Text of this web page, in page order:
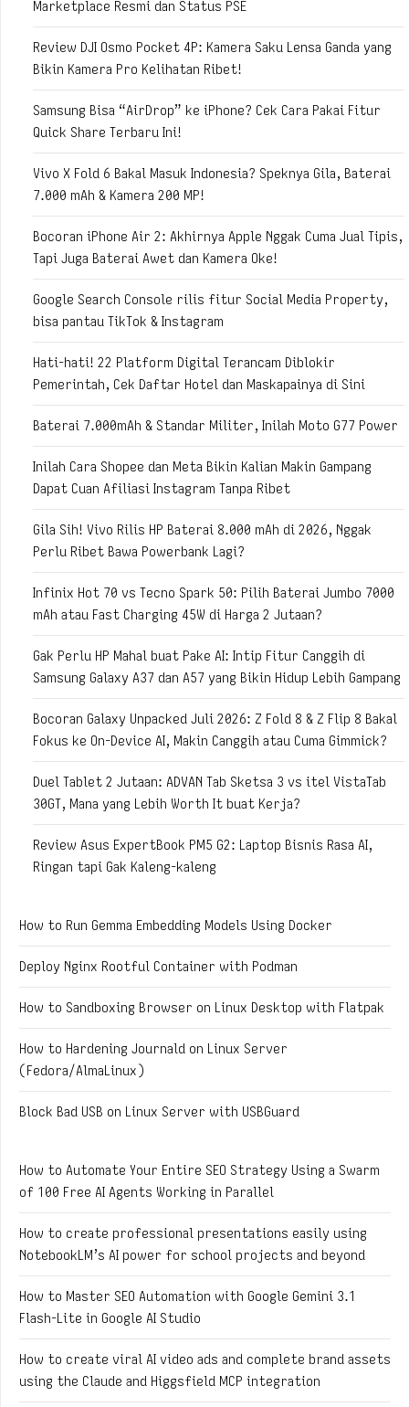
Marketplace Resmi dan Status PSE
Review DJI Osmo Pocket 4P: Kamera Saku Lensa Ganda yang
Bikin Kamera Pro Kelihatan Ribet!
Samsung Bisa “AirDrop” ke iPhone? Cek Cara Pakai Fitur
Quick Share Terbaru Ini!
Vivo X Fold 6 Bakal Masuk Indonesia? Speknya Gila, Baterai
7.000 mAh & Kamera 200 MP!
Bocoran iPhone Air 2: Akhirnya Apple Nggak Cuma Jual Tipis,
Tapi Juga Baterai Awet dan Kamera Oke!
Google Search Console rilis fitur Social Media Property,
bisa pantau TikTok & Instagram
Hati-hati! 22 Platform Digital Terancam Diblokir
Pemerintah, Cek Daftar Hotel dan Maskapainya di Sini
Baterai 7.000mAh & Standar Militer, Inilah Moto G77 Power
Inilah Cara Shopee dan Meta Bikin Kalian Makin Gampang
Dapat Cuan Afiliasi Instagram Tanpa Ribet
Gila Sih! Vivo Rilis HP Baterai 8.000 mAh di 2026, Nggak
Perlu Ribet Bawa Powerbank Lagi?
Infinix Hot 70 vs Tecno Spark 50: Pilih Baterai Jumbo 7000
mAh atau Fast Charging 45W di Harga 2 Jutaan?
Gak Perlu HP Mahal buat Pake AI: Intip Fitur Canggih di
Samsung Galaxy A37 dan A57 yang Bikin Hidup Lebih Gampang
Bocoran Galaxy Unpacked Juli 2026: Z Fold 8 & Z Flip 8 Bakal
Fokus ke On-Device AI, Makin Canggih atau Cuma Gimmick?
Duel Tablet 2 Jutaan: ADVAN Tab Sketsa 3 vs itel VistaTab
30GT, Mana yang Lebih Worth It buat Kerja?
Review Asus ExpertBook PM5 G2: Laptop Bisnis Rasa AI,
Ringan tapi Gak Kaleng-kaleng
How to Run Gemma Embedding Models Using Docker
Deploy Nginx Rootful Container with Podman
How to Sandboxing Browser on Linux Desktop with Flatpak
How to Hardening Journald on Linux Server
(Fedora/AlmaLinux)
Block Bad USB on Linux Server with USBGuard
How to Automate Your Entire SEO Strategy Using a Swarm
of 100 Free AI Agents Working in Parallel
How to create professional presentations easily using
NotebookLM’s AI power for school projects and beyond
How to Master SEO Automation with Google Gemini 3.1
Flash-Lite in Google AI Studio
How to create viral AI video ads and complete brand assets
using the Claude and Higgsfield MCP integration